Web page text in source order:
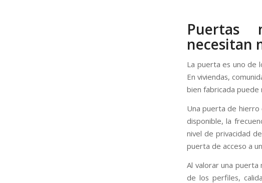
Puertas
necesitan
La puerta es uno de
En viviendas,
bien fabricada
Una puerta de hierro
disponible, la
nivel de privacidad
puerta de acceso a
Al valorar una
de los perfiles,